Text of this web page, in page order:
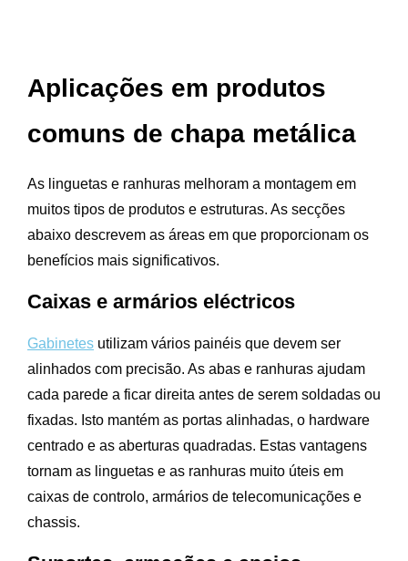
Aplicações em produtos
comuns de chapa metálica
As linguetas e ranhuras melhoram a montagem em
muitos tipos de produtos e estruturas. As secções
abaixo descrevem as áreas em que proporcionam os
benefícios mais significativos.
Caixas e armários eléctricos
Gabinetes utilizam vários painéis que devem ser
alinhados com precisão. As abas e ranhuras ajudam
cada parede a ficar direita antes de serem soldadas ou
fixadas. Isto mantém as portas alinhadas, o hardware
centrado e as aberturas quadradas. Estas vantagens
tornam as linguetas e as ranhuras muito úteis em
caixas de controlo, armários de telecomunicações e
chassis.